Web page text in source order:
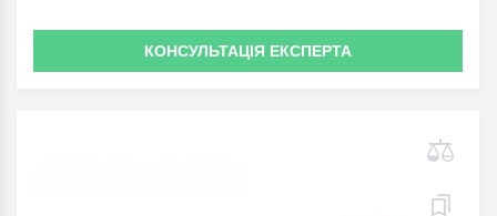
КОНСУЛЬТАЦІЯ ЕКСПЕРТА